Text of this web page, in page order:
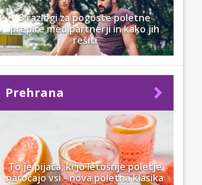
3 razlogi za pogoste poletne
prepire med partnerji in kako jih
rešiti
Prehrana
To je pijača, ki jo letošnje poletje
naročajo vsi - nova poletna klasika